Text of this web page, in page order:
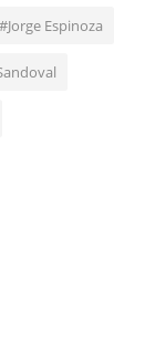
#Jorge Espinoza